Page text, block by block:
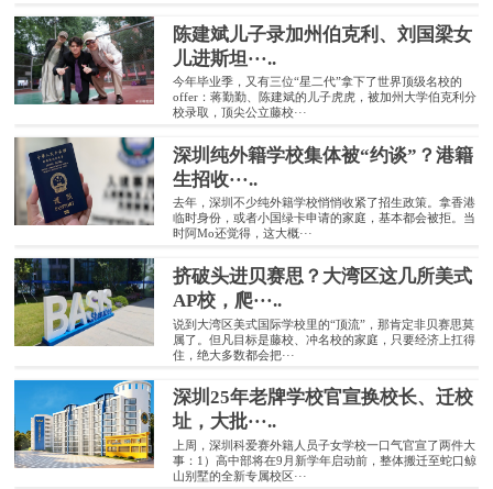
陈建斌儿子录加州伯克利、刘国梁女
儿进斯坦···..
今年毕业季，又有三位“星二代”拿下了世界顶级名校的
offer：蒋勤勤、陈建斌的儿子虎虎，被加州大学伯克利分
校录取，顶尖公立藤校···
深圳纯外籍学校集体被“约谈”？港籍
生招收···..
去年，深圳不少纯外籍学校悄悄收紧了招生政策。拿香港
临时身份，或者小国绿卡申请的家庭，基本都会被拒。当
时阿Mo还觉得，这大概···
挤破头进贝赛思？大湾区这几所美式
AP校，爬···..
说到大湾区美式国际学校里的“顶流”，那肯定非贝赛思莫
属了。但凡目标是藤校、冲名校的家庭，只要经济上扛得
住，绝大多数都会把···
深圳25年老牌学校官宣换校长、迁校
址，大批···..
上周，深圳科爱赛外籍人员子女学校一口气官宣了两件大
事：1）高中部将在9月新学年启动前，整体搬迁至蛇口鲸
山别墅的全新专属校区···